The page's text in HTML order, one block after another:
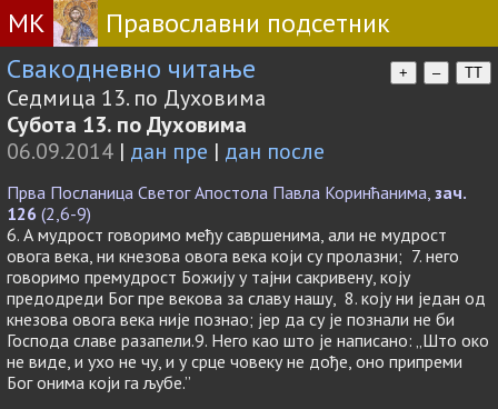
МК
Православни подсетник
Свакодневно читање
+ – TT
Седмица 13. по Духовима
Субота 13. по Духовима
06.09.2014 | дан пре | дан после
Прва Посланица Светог Апостола Павла Коринћанима, зач.
126 (2,6-9)
6. А мудрост говоримо међу савршенима, али не мудрост
овога века, ни кнезова овога века који су пролазни; 7. него
говоримо премудрост Божију у тајни сакривену, коју
предодреди Бог пре векова за славу нашу, 8. коју ни један од
кнезова овога века није познао; јер да су је познали не би
Господа славе разапели.9. Него као што је написано: „Што око
не виде, и ухо не чу, и у срце човеку не дође, оно припреми
Бог онима који га љубе.”